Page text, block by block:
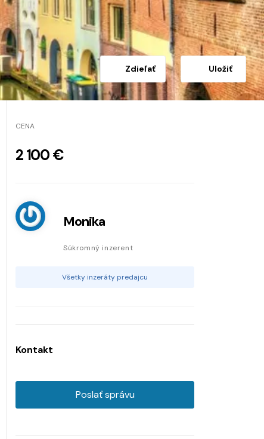
Zdieľať Uložiť
CENA
2 100 €
Monika
Súkromný inzerent
Všetky inzeráty predajcu
Kontakt
Poslať správu